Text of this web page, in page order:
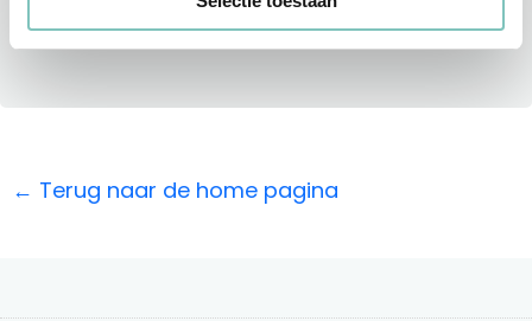
← Terug naar de home pagina